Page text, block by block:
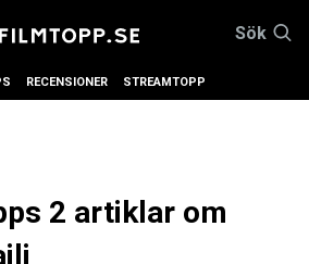
Sök
RECENSIONER STREAMTOPP
2 artiklar om